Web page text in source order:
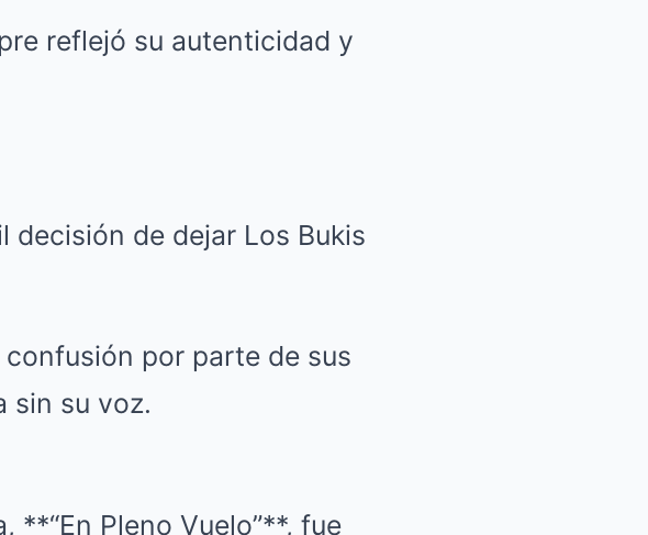
reflejó su autenticidad y
decisión de dejar Los Bukis
por parte de sus
sin su voz.
**“En Pleno Vuelo”**, fue